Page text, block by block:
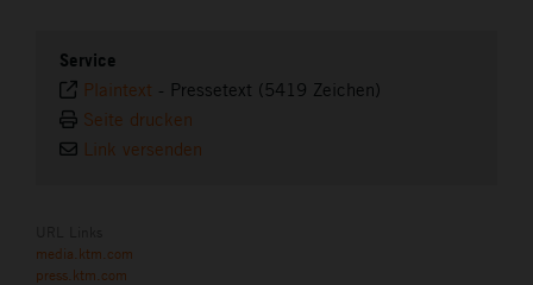
Service
Plaintext - Pressetext (5419 Zeichen)
Seite drucken
Link versenden
media.ktm.com
press.ktm.com